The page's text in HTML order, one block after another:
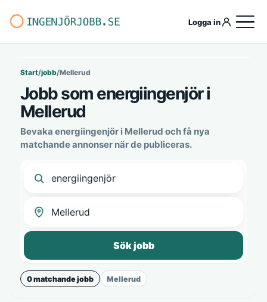
Logga in
Start/jobb/Mellerud
Jobb som energiingenjör i
Mellerud
Bevaka energiingenjör i Mellerud och få nya
matchande annonser när de publiceras.
Sök jobb
0 matchande jobb Mellerud